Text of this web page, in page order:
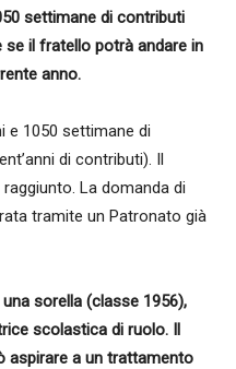
settimane di contributi
se il fratello potrà andare in
anno.
e 1050 settimane di
di contributi). Il
La domanda di
tramite un Patronato già
una sorella (classe 1956),
scolastica di ruolo. Il
aspirare a un trattamento